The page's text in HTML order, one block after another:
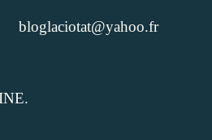
bloglaciotat@yahoo.fr